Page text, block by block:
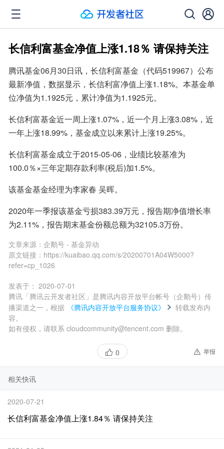
长信利富基金净值上涨1.18％ 请保持关注
腾讯基金06月30日讯，长信利富基金（代码519967）公布
最新净值，数据显示，长信利富净值上涨1.18%。本基金单
位净值为1.1925元，累计净值为1.1925元。
长信利富基金近一周上涨1.07%，近一个月上涨3.08%，近
一年上涨18.99%，基金成立以来累计上涨19.25%。
长信利富基金成立于2015-05-06，业绩比较基准为
100.0％×三年定期存款利率(税后)加1.5%。
该基金基金经理为李家春 吴晖。
2020年一季报该基金亏损383.39万元，报告期净值增长率
为2.11%，报告期末基金份额总额为32105.3万份。
文章来源： 企鹅号 - 基金异动
原文链接： https://kuaibao.qq.com/s/20200701A04W5000?
refer=cp_1026
发表于： 2020-07-01
腾讯「腾讯云开发者社区」是腾讯内容开放平台帐号（企鹅号）传
播渠道之一，根据
《腾讯内容开放平台服务协议》
转载发布内
容。
如有侵权，请联系 cloudcommunity@tencent.com 删除。
0 举报
相关快讯
2020-07-21
长信利富基金净值上涨1.84％ 请保持关注